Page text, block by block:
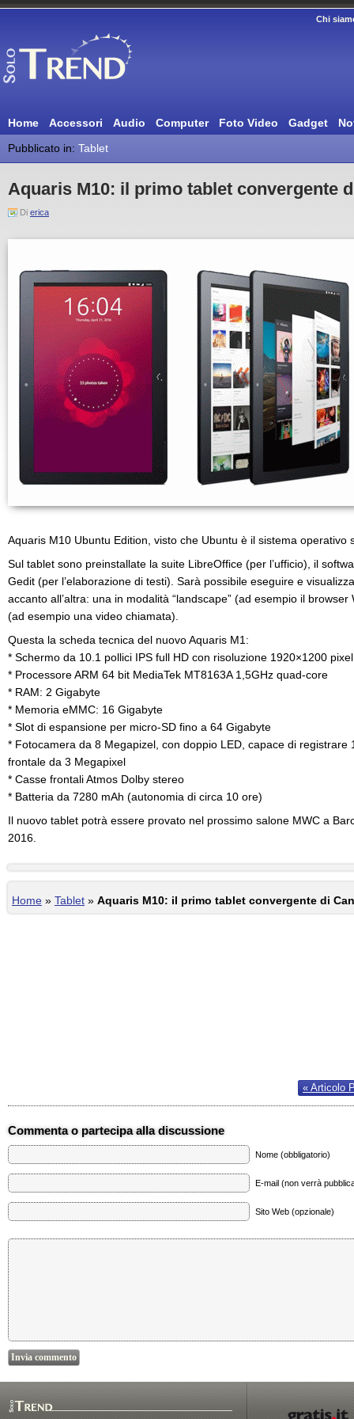
Chi
Home Accessori Audio Computer Foto Video Gadget
Pubblicato in: Tablet
Aquaris M10: il primo tablet convergente
Di erica
Aquaris M10 Ubuntu Edition, visto che Ubuntu è il sistema operativo
Sul tablet sono preinstallate la suite LibreOffice (per l’ufficio), il
Gedit (per l’elaborazione di testi). Sarà possibile eseguire e
accanto all’altra: una in modalità “landscape” (ad esempio il
(ad esempio una video chiamata).
Questa la scheda tecnica del nuovo Aquaris M1:
* Schermo da 10.1 pollici IPS full HD con risoluzione 1920×1200
* Processore ARM 64 bit MediaTek MT8163A 1,5GHz quad-core
* RAM: 2 Gigabyte
* Memoria eMMC: 16 Gigabyte
* Slot di espansione per micro-SD fino a 64 Gigabyte
* Fotocamera da 8 Megapizel, con doppio LED, capace di registrare
frontale da 3 Megapixel
* Casse frontali Atmos Dolby stereo
* Batteria da 7280 mAh (autonomia di circa 10 ore)
Il nuovo tablet potrà essere provato nel prossimo salone MWC a
2016.
Home » Tablet » Aquaris M10: il primo tablet convergente di
« Articolo
Commenta o partecipa alla discussione
Nome (obbligatorio)
E-mail (non verrà
Sito Web (opzionale)